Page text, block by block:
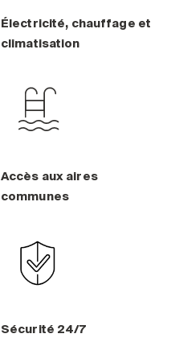
Électricité, chauffage et
climatisation
Accès aux aires
communes
Sécurité 24/7